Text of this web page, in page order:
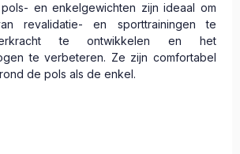
en enkelgewichten zijn ideaal om
revalidatie- en sporttrainingen te
te ontwikkelen en het
te verbeteren. Ze zijn comfortabel
de pols als de enkel.